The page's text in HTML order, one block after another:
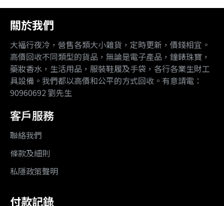
關於我們
大福行夜冷，營售各類大小雜貨，定時更新，價錢相宜。
高價回收不同類型的貨品，無論是電子產品，鐘錶珠寶，
藥妝香水，生活用品，服裝鞋履及手袋，各行各業生財工
具設備。我們都以高價和公平的方式回收。有意請電：
90960692 劉先生
客戶服務
聯絡我們
條款及細則
私隱政策聲明
付款記錄